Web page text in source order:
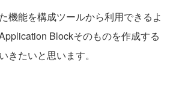
機能を構成ツールから利用できるよ
Blockそのものを作成する
きたいと思います。